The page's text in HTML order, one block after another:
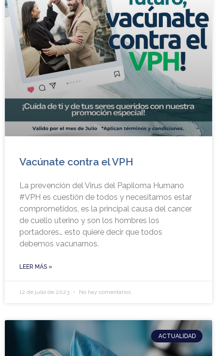
Vacúnate contra el VPH
La prevención del Virus del Papiloma Humano
#VPH es cuestión de todos y necesitamos estar
comprometidos, es la principal causa del cancer
de cuello uterino y son los hombres los
portadores… esto quiere decir que todos
debemos vacunarnos.
LEER MÁS »
12 de julio de 2023 No hay comentarios
ACTUALIDAD